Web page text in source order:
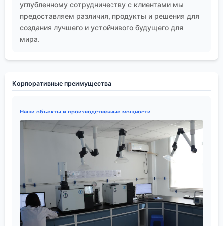
углубленному сотрудничеству с клиентами мы
предоставляем различия, продукты и решения для
создания лучшего и устойчивого будущего для
мира.
Корпоративные преимущества
Наши объекты и производственные мощности